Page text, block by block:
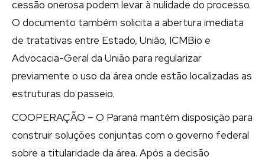
cessão onerosa podem levar à nulidade do processo.
O documento também solicita a abertura imediata
de tratativas entre Estado, União, ICMBio e
Advocacia-Geral da União para regularizar
previamente o uso da área onde estão localizadas as
estruturas do passeio.
COOPERAÇÃO – O Paraná mantém disposição para
construir soluções conjuntas com o governo federal
sobre a titularidade da área. Após a decisão